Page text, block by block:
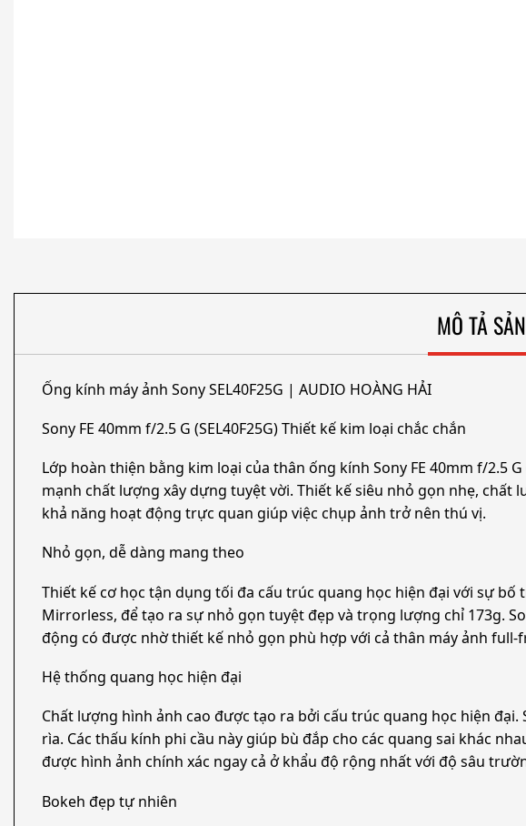
MÔ TẢ
Ống kính máy ảnh Sony SEL40F25G | AUDIO HOÀNG HẢI
Sony FE 40mm f/2.5 G (SEL40F25G) Thiết kế kim loại chắc chắn
Lớp hoàn thiện bằng kim loại của thân ống kính Sony FE 40mm f/2.5
mạnh chất lượng xây dựng tuyệt vời. Thiết kế siêu nhỏ gọn nhẹ,
khả năng hoạt động trực quan giúp việc chụp ảnh trở nên thú vị.
Nhỏ gọn, dễ dàng mang theo
Thiết kế cơ học tận dụng tối đa cấu trúc quang học hiện đại với sự
Mirrorless, để tạo ra sự nhỏ gọn tuyệt đẹp và trọng lượng chỉ 173g.
động có được nhờ thiết kế nhỏ gọn phù hợp với cả thân máy ảnh full-
Hệ thống quang học hiện đại
Chất lượng hình ảnh cao được tạo ra bởi cấu trúc quang học hiện
rìa. Các thấu kính phi cầu này giúp bù đắp cho các quang sai khác
được hình ảnh chính xác ngay cả ở khẩu độ rộng nhất với độ sâu
Bokeh đẹp tự nhiên